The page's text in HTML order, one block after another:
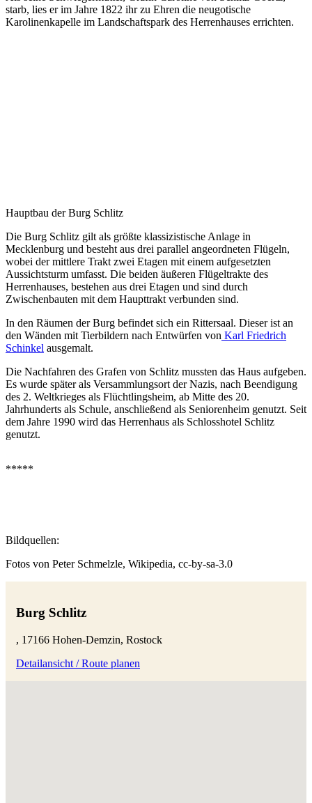
starb, lies er im Jahre 1822 ihr zu Ehren die neugotische
Karolinenkapelle im Landschaftspark des Herrenhauses errichten.
Hauptbau der Burg Schlitz
Die Burg Schlitz gilt als größte klassizistische Anlage in
Mecklenburg und besteht aus drei parallel angeordneten Flügeln,
wobei der mittlere Trakt zwei Etagen mit einem aufgesetzten
Aussichtsturm umfasst. Die beiden äußeren Flügeltrakte des
Herrenhauses, bestehen aus drei Etagen und sind durch
Zwischenbauten mit dem Haupttrakt verbunden sind.
In den Räumen der Burg befindet sich ein Rittersaal. Dieser ist an
den Wänden mit Tierbildern nach Entwürfen von Karl Friedrich
Schinkel ausgemalt.
Die Nachfahren des Grafen von Schlitz mussten das Haus aufgeben.
Es wurde später als Versammlungsort der Nazis, nach Beendigung
des 2. Weltkrieges als Flüchtlingsheim, ab Mitte des 20.
Jahrhunderts als Schule, anschließend als Seniorenheim genutzt. Seit
dem Jahre 1990 wird das Herrenhaus als Schlosshotel Schlitz
genutzt.
*****
Bildquellen:
Fotos von Peter Schmelzle, Wikipedia, cc-by-sa-3.0
Burg Schlitz
, 17166 Hohen-Demzin, Rostock
Detailansicht / Route planen